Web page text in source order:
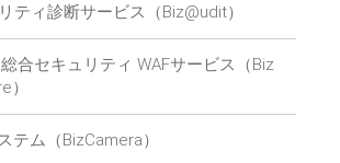
ティ診断サービス（Biz@udit）
合セキュリティ WAFサービス（Biz
）
テム（BizCamera）